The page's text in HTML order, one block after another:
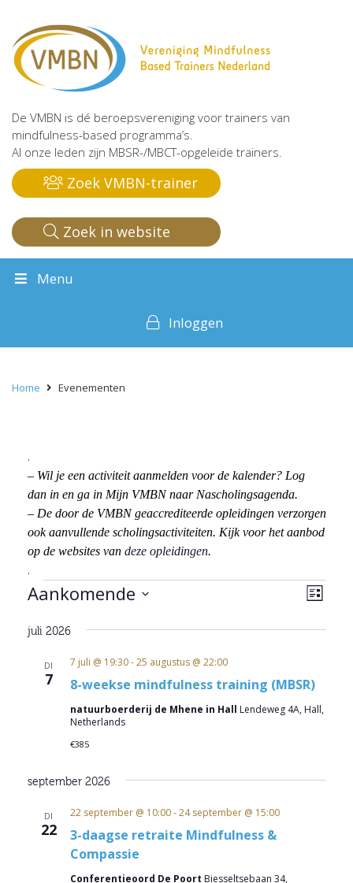
De VMBN is dé beroepsvereniging voor trainers van
mindfulness-based programma’s.
Al onze leden zijn MBSR-/MBCT-opgeleide trainers.
Zoek VMBN-trainer
Zoek in website
Menu
Inloggen
Home Evenementen
.
– Wil je een activiteit aanmelden voor de kalender? Log
dan in en ga in Mijn VMBN naar Nascholingsagenda.
– De door de VMBN geaccrediteerde opleidingen verzorgen
ook aanvullende scholingsactiviteiten. Kijk voor het aanbod
op de websites van deze opleidingen.
.
Evenementen Lijst
Aankomende
een
juli 2026
DI
7 8-weekse mindfulness training (MBSR)
7 juli @ 19:30-25 augustus @ 22:00
natuurboerderij de Mhene in Hall Lendeweg 4A, Hall,
Netherlands
€385
september 2026
DI
22
3-daagse retraite Mindfulness &
Compassie
22 september @ 10:00-24 september @ 15:00
Conferentieoord De Poort Biesseltsebaan 34,